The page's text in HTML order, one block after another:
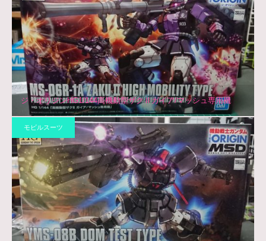
ジ・オリジンHG1/144高機動型ザクⅡガイア/マッシュ専用機
モビルスーツ